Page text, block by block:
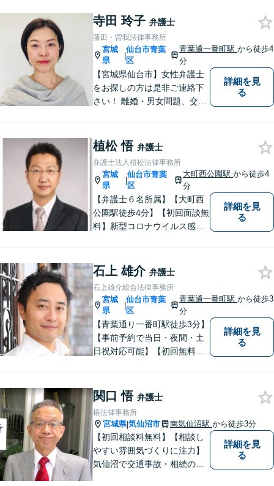
か？
寺田 玲子 弁護士
藤田・曽我法律事務所
宮城
県
|
仙台市青葉
区
青葉通一番町駅から徒歩4
分
【宮城県仙台市】女性弁護士
をお探しの方は是非ご連絡下
さい！ 離婚・男女問題、交通
問題・破産、犯罪被害者事件
を多く扱っています。 相談し
てよかった、と多くの声をい
ただいています。
詳細を見
る
植松 悟 弁護士
弁護士法人植松法律事務所
宮城
県
|
仙台市青葉
区
大町西公園駅から徒歩4
分
【弁護士６名所属】【大町西
公園駅徒歩4分】【初回面談無
料】新型コロナウイルス感染
ご提案いたします。その他分
野にも対応可能。相談者が十
分に理解できるよう丁寧に説
明することを心がけていま
す。
詳細を見
る
石上 雄介 弁護士
石上雄介総合法律事務所
宮城
県
|
仙台市青葉
区
青葉通一番町駅から徒歩3
分
【青葉通り一番町駅徒歩3分】
【事前予約で当日・夜間・土
日祝対応可能】【初回無料相
詳細を見
る
関口 悟 弁護士
椿法律事務所
宮城県|気仙沼市 南気仙沼駅 から徒歩3分
【初回相談料無料】【相談し
やすい雰囲気づくりに注力】
気仙沼で交通事故・相続のこ
詳細を見
る